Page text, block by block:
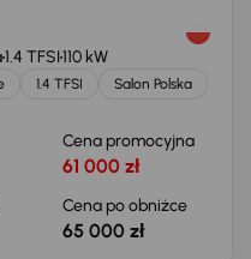
1.4 TFSI110 kW
1.4 TFSI
Salon Polska
Cena promocyjna
61 000 zł
Cena po obniżce
65 000 zł